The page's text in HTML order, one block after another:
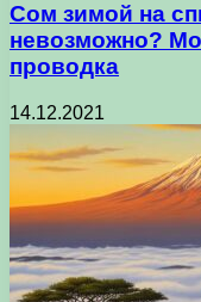
Сом зимой на
невозможно?
проводка
14.12.2021